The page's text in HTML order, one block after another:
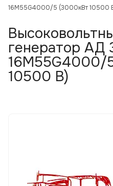
16M55G4000/5 (3000кВт 10500
генератор АД
16M55G4000/
10500 В)